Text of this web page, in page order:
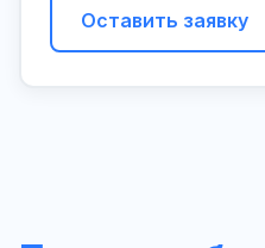
Оставить заявку